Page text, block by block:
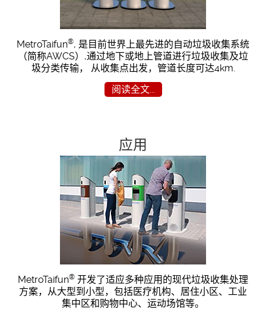
MetroTaifun®, 是目前世界上最先进的自动垃圾收集系统
（简称AWCS）,通过地下或地上管道进行垃圾收集及垃
圾分类传输， 从收集点出发，管道长度可达4km.
阅读全文...
应用
MetroTaifun® 开发了适应多种应用的现代垃圾收集处理
方案，从大型到小型，包括医疗机构、居住小区、工业
集中区和购物中心、运动场馆等。